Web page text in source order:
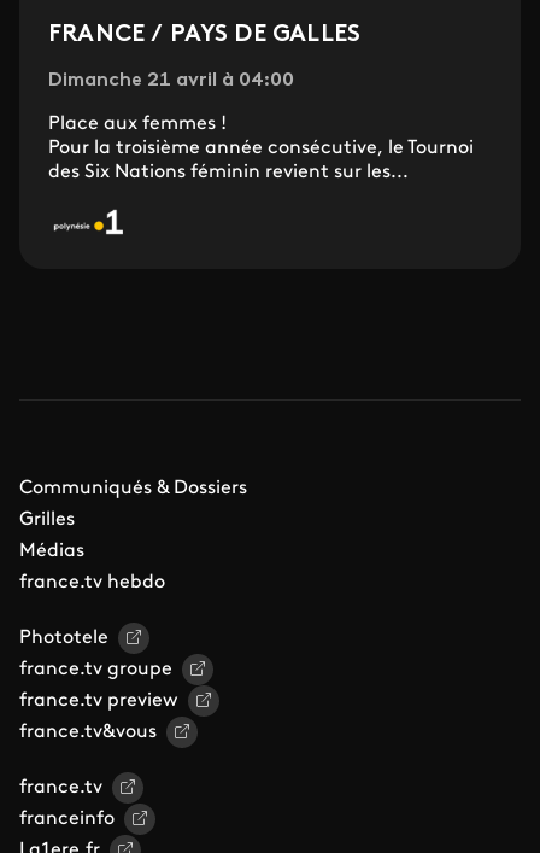
FRANCE / PAYS DE GALLES
Dimanche 21 avril à 04:00
Place aux femmes !
Pour la troisième année consécutive, le Tournoi
des Six Nations féminin revient sur les...
Communiqués & Dossiers
Grilles
Médias
france.tv hebdo
Phototele
france.tv groupe
france.tv preview
france.tv&vous
france.tv
franceinfo